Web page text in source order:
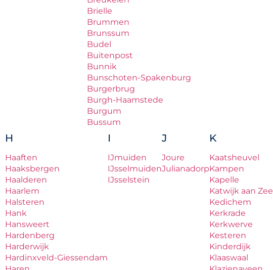
Brielle
Brummen
Brunssum
Budel
Buitenpost
Bunnik
Bunschoten-Spakenburg
Burgerbrug
Burgh-Haamstede
Burgum
Bussum
H
Haaften
Haaksbergen
Haalderen
Haarlem
Halsteren
Hank
Hansweert
Hardenberg
Harderwijk
Hardinxveld-Giessendam
I
IJmuiden
IJsselmuiden
IJsselstein
J
Joure
Julianadorp
K
Kaatsheuvel
Kampen
Kapelle
Katwijk aan Zee
Kedichem
Kerkrade
Kerkwerve
Kesteren
Kinderdijk
Klaaswaal